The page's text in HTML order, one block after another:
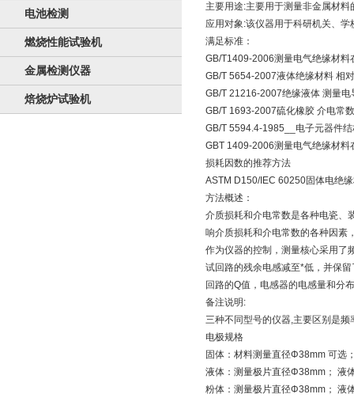
电池检测
燃烧性能试验机
金属检测仪器
焙烧炉试验机
主要用途:主要用于测量非金属材
应用对象:该仪器用于科研机关、
满足标准：
GB/T1409-2006测量电气绝缘材
GB/T 5654-2007液体绝缘材料 相
GB/T 21216-2007绝缘液体 测量
GB/T 1693-2007硫化橡胶 介电常
GB/T 5594.4-1985__电子元器件
GBT 1409-2006测量电气绝缘材
损耗因数的推荐方法
ASTM D150/IEC 60250固体电绝
方法概述：
介质损耗和介电常数是各种电瓷、
响介质损耗和介电常数的各种因素
作为仪器的控制，测量核心采用了
试回路的残余电感减至*低，并保
回路的Q值，电感器的电感量和分
备注说明:
三种不同型号的仪器,主要区别是
电极规格
固体：材料测量直径Φ38mm 可选
液体：测量极片直径Φ38mm； 液
粉体：测量极片直径Φ38mm； 液